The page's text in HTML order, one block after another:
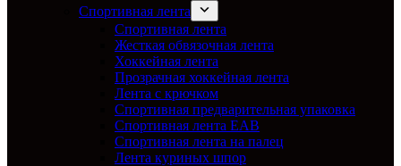
Спортивная лента
Спортивная лента
Жесткая обвязочная лента
Хоккейная лента
Прозрачная хоккейная лента
Лента с крючком
Спортивная предварительная упаковка
Спортивная лента EAB
Спортивная лента на палец
Лента куриных шпор